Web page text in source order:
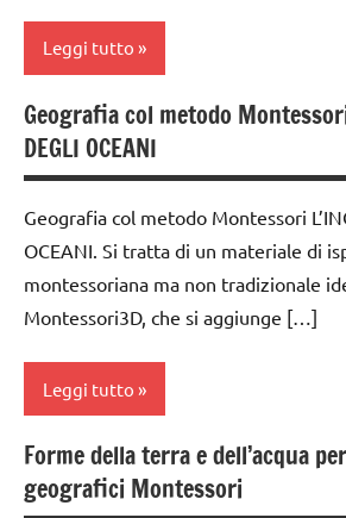
Leggi tutto
dai
6
anni
GEOGRAFIA
LAVORETTI
mappe
e
cartine
modellaggio
TUTTI GLI
Geografia col metodo Montessori
DEGLI OCEANI
Geografia col metodo Montessori
OCEANI. Si tratta di un materiale di
montessoriana ma non tradizionale
Montessori3D, che si aggiunge […]
Leggi tutto
classe
1a
Forme della terra e dell’acqua
geografici Montessori